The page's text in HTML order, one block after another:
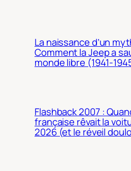
La naissance d’un
Comment la Jeep a
monde libre (1941-
Flashback 2007 :
française rêvait la
2026 (et le réveil